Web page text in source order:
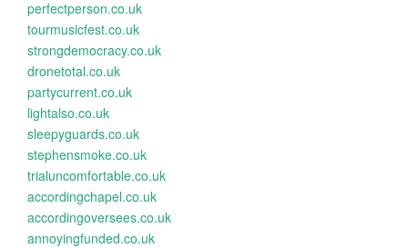
perfectperson.co.uk
tourmusicfest.co.uk
strongdemocracy.co.uk
dronetotal.co.uk
partycurrent.co.uk
lightalso.co.uk
sleepyguards.co.uk
stephensmoke.co.uk
trialuncomfortable.co.uk
accordingchapel.co.uk
accordingoversees.co.uk
annoyingfunded.co.uk